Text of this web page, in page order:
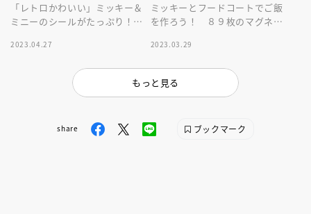
「レトロかわいい」ミッキー＆
ミニーのシールがたっぷり！
ク。メッセージカード付き。
2023.04.27
ミッキーとフードコートでご飯
を作ろう！ ８９枚のマグネッ
育に役立ちます。場所を取らな
2023.03.29
もっと見る
share ブックマーク